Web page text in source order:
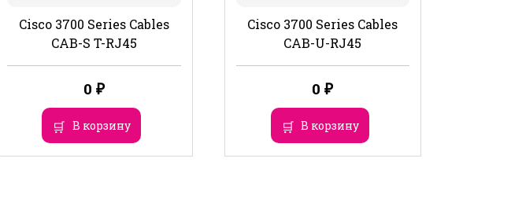
Cisco 3700 Series Cables
CAB-S T-RJ45
0 ₽
В корзину
Cisco 3700 Series Cables
CAB-U-RJ45
0₽
В корзину